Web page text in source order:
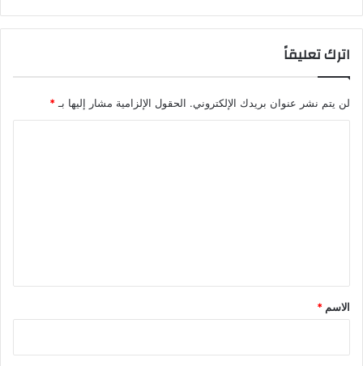
اترك تعليقاً
لن يتم نشر عنوان بريدك الإلكتروني. الحقول الإلزامية مشار إليها بـ*
*
الاسم *